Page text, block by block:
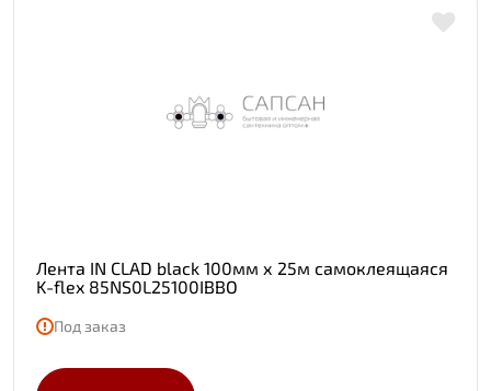
Лента IN CLAD black 100мм х 25м самоклеящаяся
K-flex 85NS0L25100IBBO
Под заказ